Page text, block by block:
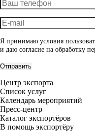
Я принимаю условия
и даю согласие на обработку
Отправить
Центр экспорта
Список услуг
Календарь мероприятий
Пресс-центр
Каталог экспортёров
В помощь экспортёру